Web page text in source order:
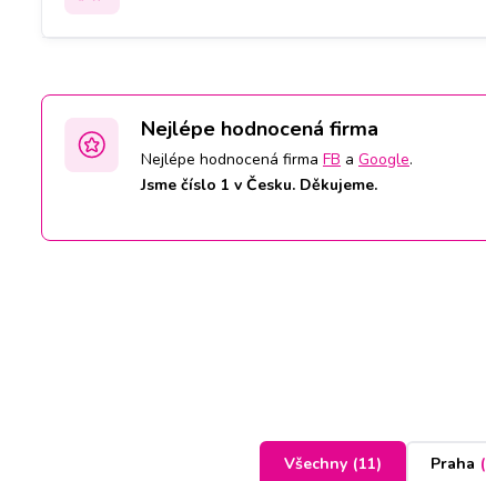
Nejlépe hodnocená firma
Nejlépe hodnocená firma FB a Google.
Jsme číslo 1 v Česku. Děkujeme.
Všechny (11) Praha (